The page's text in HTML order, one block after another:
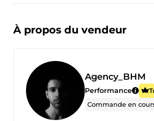
À propos du vendeur
Agency_BHM
Performance
Commande en